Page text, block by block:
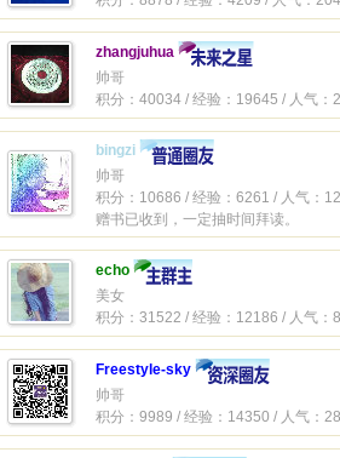
zhangjuhua
帅哥
积分：40034 / 经验：19645 / 人气：
bingzi
帅哥
积分：10686 / 经验：6261 / 人气：
赠书已收到，一定抽时间拜读。
echo
美女
积分：31522 / 经验：12186 / 人气：
Freestyle-sky
帅哥
积分：9989 / 经验：14350 / 人气：